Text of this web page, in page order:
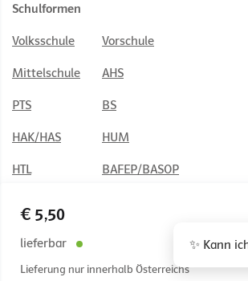
€ 5,50
lieferbar
Lieferung nur innerhalb Österreichs
Schulformen
Volksschule Vorschule
Mittelschule AHS
PTS BS
HAK/HAS HUM
HTL BAFEP/BASOP
© 2026 Österreichischer Bundesverlag Schulbuch
Wien
✨ Kann